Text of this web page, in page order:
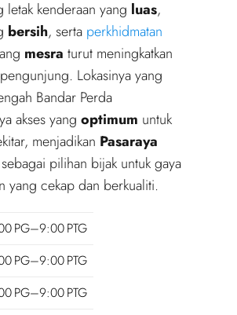
letak kenderaan yang luas,
bersih, serta perkhidmatan
mesra turut meningkatkan
Lokasinya yang
Bandar Perda
akses yang optimum untuk
menjadikan Pasaraya
sebagai pilihan bijak untuk gaya
yang cekap dan berkualiti.
PG–9:00 PTG
PG–9:00 PTG
PG–9:00 PTG